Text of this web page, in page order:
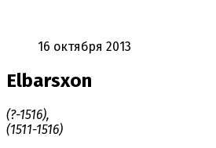
16 октября 2013
Elbarsxon
(?-1516),
(1511-1516)